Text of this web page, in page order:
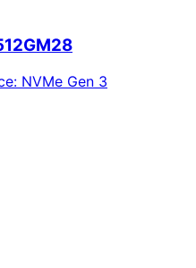
: NVMe Gen 3